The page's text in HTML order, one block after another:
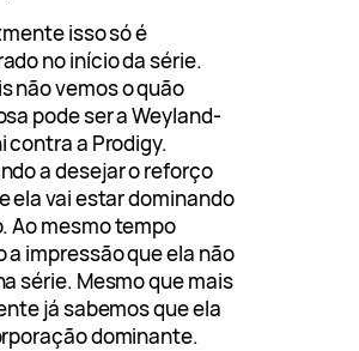
isso só é
no início da série.
não vemos o quão
pode ser a Weyland-
contra a Prodigy.
a desejar o reforço
ela vai estar dominando
Ao mesmo tempo
a impressão que ela não
série. Mesmo que mais
já sabemos que ela
dominante.